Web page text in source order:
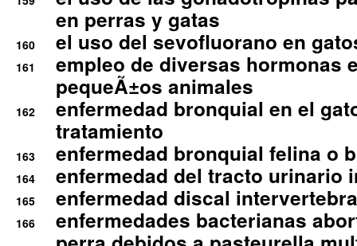
en perras y gatas
160 el uso del sevofluorano en
161
empleo de diversas hormonas
pequeÃ±os animales
162
enfermedad bronquial en el
tratamiento
163 enfermedad bronquial felina o
164 enfermedad del tracto urinario
165 enfermedad discal
166
enfermedades bacterianas